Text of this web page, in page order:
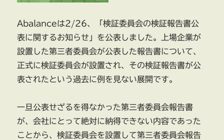
Abalanceは2/26、「検証委員会の検証報告書公
表に関するお知らせ」を公表しました。上場企業が
設置した第三者委員会が公表した報告書について、
正式に検証委員会が設置され、その検証報告書が公
表されたという過去に例を見ない展開です。
一旦公表せざるを得なかった第三者委員会報告書
が、会社にとって絶対に納得できない内容であった
ことから、検証委員会を設置して第三者委員会報告